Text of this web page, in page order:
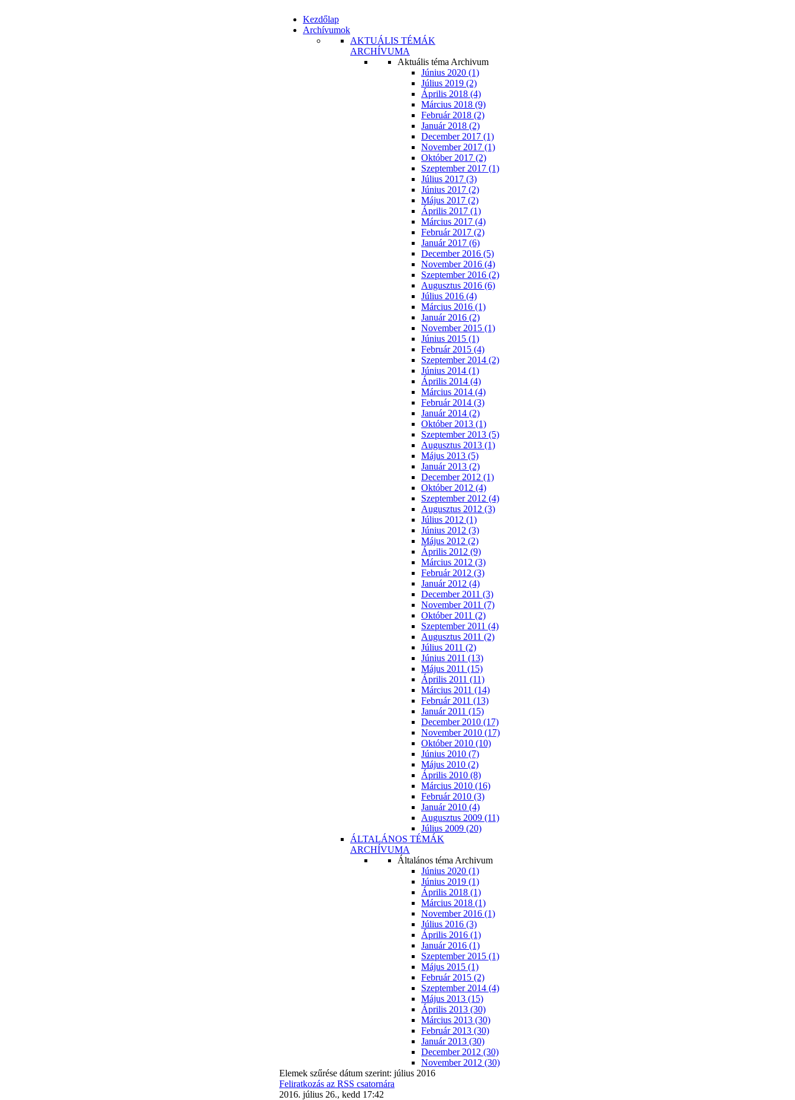
Kezdőlap
Archívumok
AKTUÁLIS TÉMÁK
ARCHÍVUMA
Aktuális téma Archivum
Június 2020 (1)
Július 2019 (2)
Április 2018 (4)
Március 2018 (9)
Február 2018 (2)
Január 2018 (2)
December 2017 (1)
November 2017 (1)
Október 2017 (2)
Szeptember 2017 (1)
Július 2017 (3)
Június 2017 (2)
Május 2017 (2)
Április 2017 (1)
Március 2017 (4)
Február 2017 (2)
Január 2017 (6)
December 2016 (5)
November 2016 (4)
Szeptember 2016 (2)
Augusztus 2016 (6)
Július 2016 (4)
Március 2016 (1)
Január 2016 (2)
November 2015 (1)
Június 2015 (1)
Február 2015 (4)
Szeptember 2014 (2)
Június 2014 (1)
Április 2014 (4)
Március 2014 (4)
Február 2014 (3)
Január 2014 (2)
Október 2013 (1)
Szeptember 2013 (5)
Augusztus 2013 (1)
Május 2013 (5)
Január 2013 (2)
December 2012 (1)
Október 2012 (4)
Szeptember 2012 (4)
Augusztus 2012 (3)
Július 2012 (1)
Június 2012 (3)
Május 2012 (2)
Április 2012 (9)
Március 2012 (3)
Február 2012 (3)
Január 2012 (4)
December 2011 (3)
November 2011 (7)
Október 2011 (2)
Szeptember 2011 (4)
Augusztus 2011 (2)
Július 2011 (2)
Június 2011 (13)
Május 2011 (15)
Április 2011 (11)
Március 2011 (14)
Február 2011 (13)
Január 2011 (15)
December 2010 (17)
November 2010 (17)
Október 2010 (10)
Június 2010 (7)
Május 2010 (2)
Április 2010 (8)
Március 2010 (16)
Február 2010 (3)
Január 2010 (4)
Augusztus 2009 (11)
Július 2009 (20)
ÁLTALÁNOS TÉMÁK
ARCHÍVUMA
Általános téma Archivum
Június 2020 (1)
Június 2019 (1)
Április 2018 (1)
Március 2018 (1)
November 2016 (1)
Július 2016 (3)
Április 2016 (1)
Január 2016 (1)
Szeptember 2015 (1)
Május 2015 (1)
Február 2015 (2)
Szeptember 2014 (4)
Május 2013 (15)
Április 2013 (30)
Március 2013 (30)
Február 2013 (30)
Január 2013 (30)
December 2012 (30)
November 2012 (30)
Elemek szűrése dátum szerint: július 2016
Feliratkozás az RSS csatornára
2016. július 26., kedd 17:42